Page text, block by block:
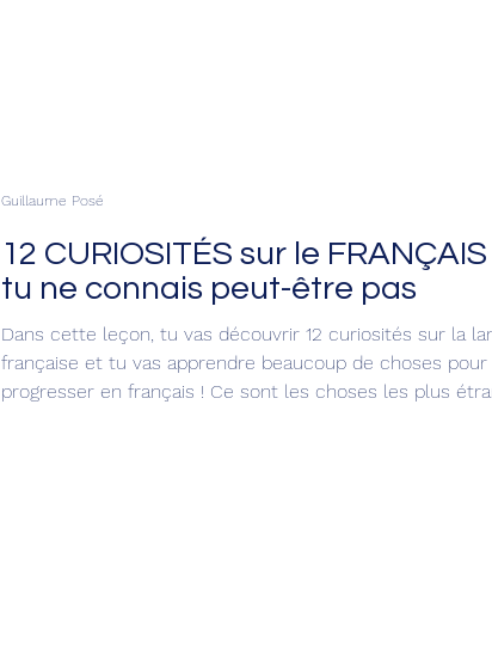
12 CURIOSITÉS sur le
tu ne connais peut-être pas
Dans cette leçon, tu vas découvrir 12 curiosités sur la
française et tu vas apprendre beaucoup de choses pour
progresser en français ! Ce sont les choses les plus
Guillaume Posé